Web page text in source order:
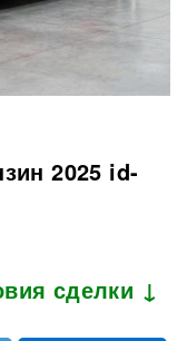
2025 id-
сделки ↓